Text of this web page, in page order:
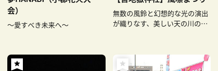
11日（火）に順延
会）
～愛すべき未来へ～
風凜夜市：開催期間中の毎週
金～日曜開催
※スケジュールは変更になる
無数の風鈴と幻想的な光の演出
が織りなす、美しい天の川の再